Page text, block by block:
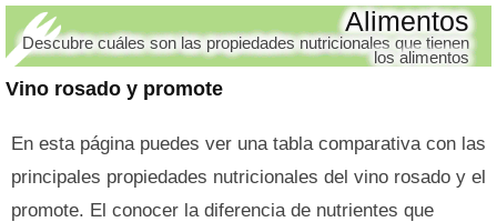
Vino rosado y promote
Alimentos
Descubre cuáles son las propiedades nutricionales que tienen
los alimentos
En esta página puedes ver una tabla comparativa con las
principales propiedades nutricionales del vino rosado y el
promote. El conocer la diferencia de nutrientes que